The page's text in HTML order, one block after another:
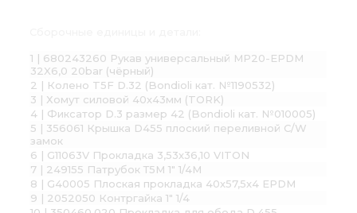
1 | 680243260 Рукав универсальный МР20-EPDM
32X6,0 20bar (чёрный)
2 | Колено T5F D.32 (Bondioli кат. №1190532)
3 | Хомут силовой 40х43мм (TORK)
4 | Фиксатор D.3 размер 42 (Bondioli кат. №010005)
5 | 356061 Крышка D455 плоский переливной C/W
замок
6 | G11063V Прокладка 3,53х36,10 VITON
7 | 249155 Патрубок Т5М 1" 1/4М
8 | G40005 Плоская прокладка 40х57,5х4 EPDM
9 | 2052050 Контргайка 1" 1/4